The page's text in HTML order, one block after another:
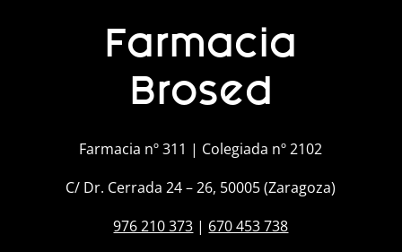
Farmacia
Brosed
Farmacia nº 311 | Colegiada nº 2102
C/ Dr. Cerrada 24 – 26, 50005 (Zaragoza)
976 210 373 | 670 453 738